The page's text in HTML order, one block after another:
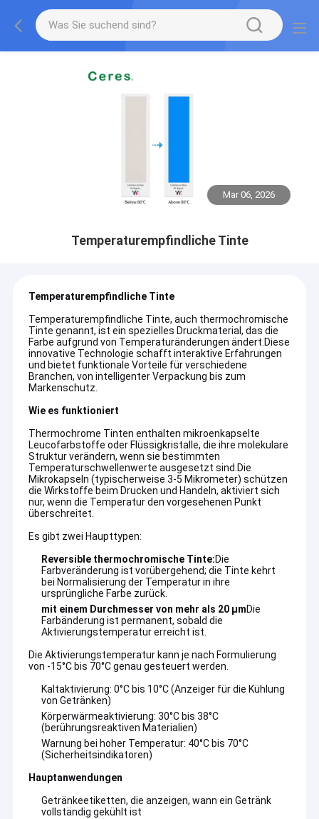
Mar 06, 2026
Temperaturempfindliche Tinte
Temperaturempfindliche Tinte
Temperaturempfindliche Tinte, auch thermochromische
Tinte genannt, ist ein spezielles Druckmaterial, das die
Farbe aufgrund von Temperaturänderungen ändert.Diese
innovative Technologie schafft interaktive Erfahrungen
und bietet funktionale Vorteile für verschiedene
Branchen, von intelligenter Verpackung bis zum
Markenschutz.
Wie es funktioniert
Thermochrome Tinten enthalten mikroenkapselte
Leucofarbstoffe oder Flüssigkristalle, die ihre molekulare
Struktur verändern, wenn sie bestimmten
Temperaturschwellenwerte ausgesetzt sind.Die
Mikrokapseln (typischerweise 3-5 Mikrometer) schützen
die Wirkstoffe beim Drucken und Handeln, aktiviert sich
nur, wenn die Temperatur den vorgesehenen Punkt
überschreitet.
Es gibt zwei Haupttypen:
Reversible thermochromische Tinte:Die
Farbveränderung ist vorübergehend; die Tinte kehrt
bei Normalisierung der Temperatur in ihre
ursprüngliche Farbe zurück.
mit einem Durchmesser von mehr als 20 μmDie
Farbänderung ist permanent, sobald die
Aktivierungstemperatur erreicht ist.
Die Aktivierungstemperatur kann je nach Formulierung
von -15°C bis 70°C genau gesteuert werden.
Kaltaktivierung: 0°C bis 10°C (Anzeiger für die Kühlung
von Getränken)
Körperwärmeaktivierung: 30°C bis 38°C
(berührungsreaktiven Materialien)
Warnung bei hoher Temperatur: 40°C bis 70°C
(Sicherheitsindikatoren)
Hauptanwendungen
Getränkeetiketten, die anzeigen, wann ein Getränk
vollständig gekühlt ist